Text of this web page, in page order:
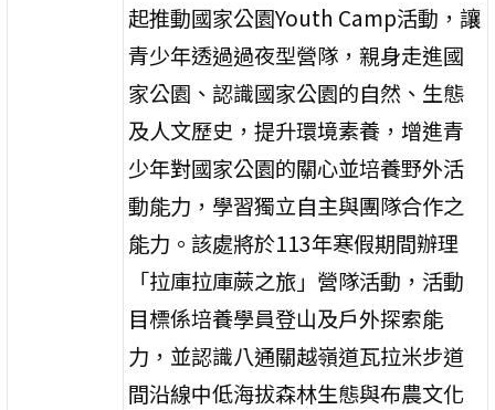
起推動國家公園Youth Camp活動，讓
青少年透過過夜型營隊，親身走進國
家公園、認識國家公園的自然、生態
及人文歷史，提升環境素養，增進青
少年對國家公園的關心並培養野外活
動能力，學習獨立自主與團隊合作之
能力。該處將於113年寒假期間辦理
「拉庫拉庫蕨之旅」營隊活動，活動
目標係培養學員登山及戶外探索能
力，並認識八通關越嶺道瓦拉米步道
間沿線中低海拔森林生態與布農文化